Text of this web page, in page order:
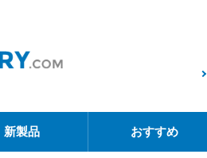
新製品 おすすめ